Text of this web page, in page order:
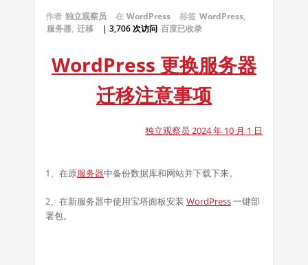
作者 独立观察员 在 WordPress 标签 WordPress,
服务器, 迁移 | 3,706 次访问 百度已收录
WordPress 更换服务器
迁移注意事项
独立观察员 2024 年 10 月 1 日
1、在原服务器中备份数据库和网站并下载下来。
2、在新服务器中使用宝塔面板安装 WordPress一键部
署包。